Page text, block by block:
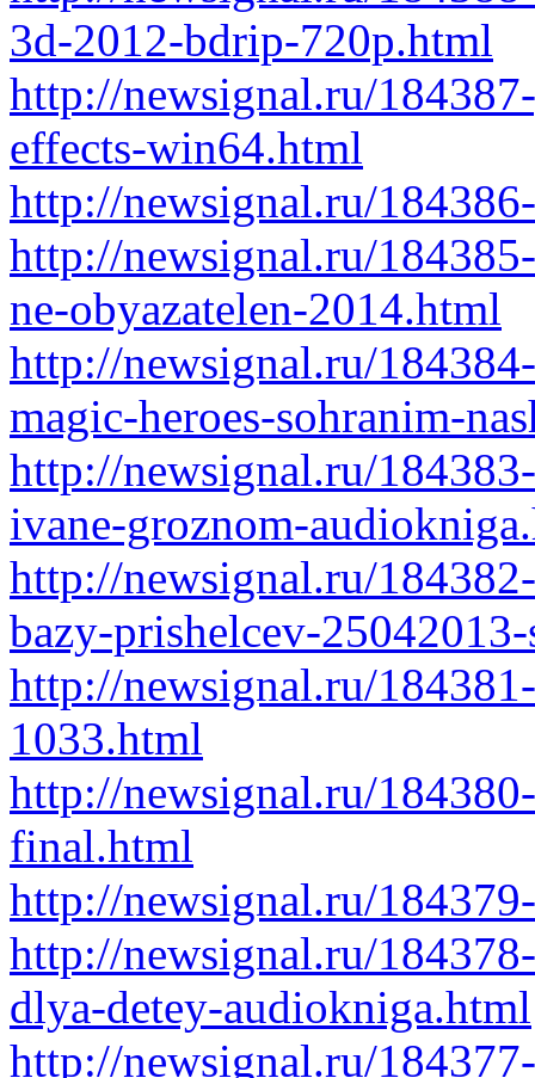
3d-2012-bdrip-720p.html
http://newsignal.ru/
effects-win64.html
http://newsignal.ru/
http://newsignal.ru/
ne-obyazatelen-2014.html
http://newsignal.ru/
magic-heroes-sohranim-
http://newsignal.ru/
ivane-groznom-
http://newsignal.ru/
bazy-prishelcev-
http://newsignal.ru/
1033.html
http://newsignal.ru/
final.html
http://newsignal.ru/
http://newsignal.ru/
dlya-detey-audiokniga.html
http://newsignal.ru/